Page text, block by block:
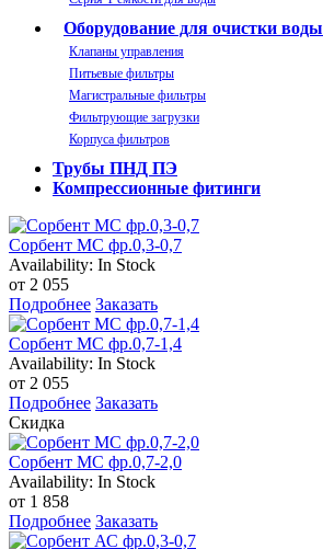
Оборудование для очистки воды
Клапаны управления
Питьевые фильтры
Магистральные фильтры
Фильтрующие загрузки
Корпуса фильтров
Трубы ПНД ПЭ
Компрессионные фитинги
Сорбент МС фр.0,3-0,7
Availability: In Stock
от 2 055
Подробнее Заказать
Сорбент МС фр.0,7-1,4
Availability: In Stock
от 2 055
Подробнее Заказать
Скидка
Сорбент МС фр.0,7-2,0
Availability: In Stock
от 1 858
Подробнее Заказать